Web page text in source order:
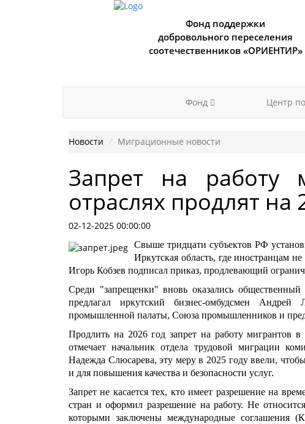
Фонд поддержки
добровольного переселения
соотечественников «ОРИЕНТИР»
Фонд Центр
Новости Миграционные новости
Запрет на работу
отраслях продлят на
02-12-2025 00:00:00
Свыше тридцати субъектов РФ
Иркутская область, где иностранцам
Игорь Кобзев подписал приказ, продлевающий
Среди "запрещенки" вновь оказались
предлагал иркутский бизнес-омбудсмен
промышленной палаты, Союза промышленников и
Продлить на 2026 год запрет на работу
отмечает начальник отдела трудовой миграции
Надежда Слюсарева, эту меру в 2025 году ввели,
и для повышения качества и безопасности услуг.
Запрет не касается тех, кто имеет разрешение на
стран и оформил разрешение на работу. Не
которыми заключены международные соглашения